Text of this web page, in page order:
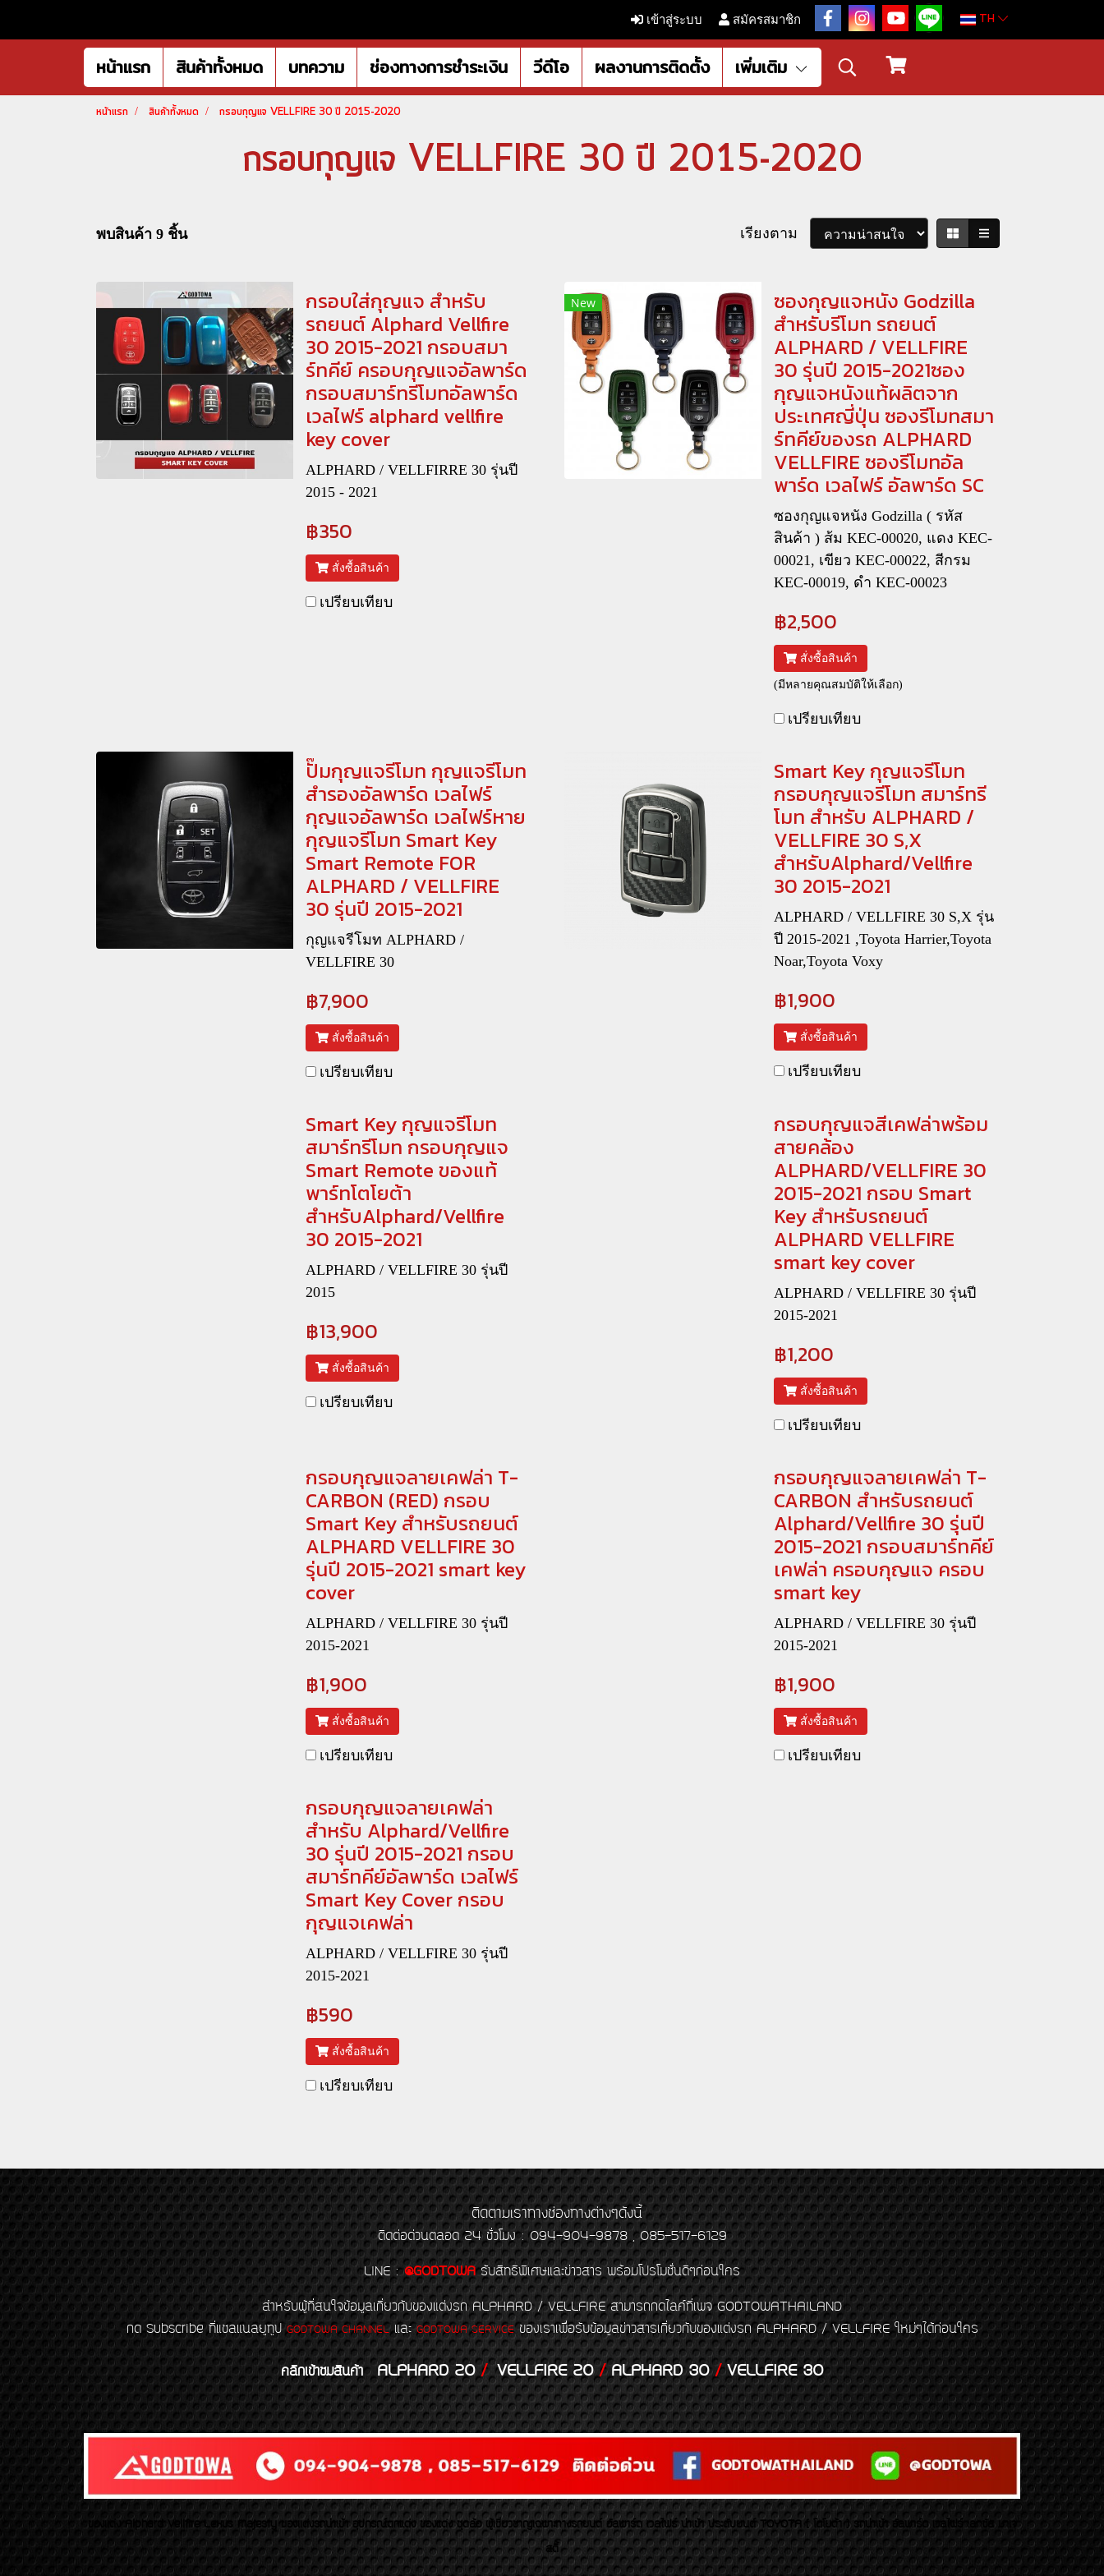
เข้าสู่ระบบ สมัครสมาชิก TH
หน้าแรก สินค้าทั้งหมด บทความ ช่องทางการชำระเงิน วีดีโอ ผลงานการติดตั้ง เพิ่มเติม
หน้าแรก สินค้าทั้งหมด กรอบกุญแจ VELLFIRE 30 ปี 2015-2020
กรอบกุญแจ VELLFIRE 30 ปี 2015-2020
พบสินค้า 9 ชิ้น เรียงตาม
กรอบใส่กุญแจ สำหรับ
รถยนต์ Alphard Vellfire
30 2015-2021 กรอบสมา
ร์ทคีย์ ครอบกุญแจอัลพาร์ด
กรอบสมาร์ทรีโมทอัลพาร์ด
เวลไฟร์ alphard vellfire
key cover
ALPHARD / VELLFIRRE 30 รุ่นปี
2015 - 2021
฿350
สั่งซื้อสินค้า
เปรียบเทียบ
New
ซองกุญแจหนัง Godzilla
สำหรับรีโมท รถยนต์
ALPHARD / VELLFIRE
30 รุ่นปี 2015-2021ซอง
กุญแจหนังแท้ผลิตจาก
ประเทศญี่ปุ่น ซองรีโมทสมา
ร์ทคีย์ของรถ ALPHARD
VELLFIRE ซองรีโมทอัล
พาร์ด เวลไฟร์ อัลพาร์ด SC
ซองกุญแจหนัง Godzilla ( รหัส
สินค้า ) ส้ม KEC-00020, แดง KEC-
00021, เขียว KEC-00022, สีกรม
KEC-00019, ดำ KEC-00023
฿2,500
สั่งซื้อสินค้า
(มีหลายคุณสมบัติให้เลือก)
เปรียบเทียบ
ปั๊มกุญแจรีโมท กุญแจรีโมท
สำรองอัลพาร์ด เวลไฟร์
กุญแจอัลพาร์ด เวลไฟร์หาย
กุญแจรีโมท Smart Key
Smart Remote FOR
ALPHARD / VELLFIRE
30 รุ่นปี 2015-2021
กุญแจรีโมท ALPHARD /
VELLFIRE 30
฿7,900
สั่งซื้อสินค้า
เปรียบเทียบ
Smart Key กุญแจรีโมท
กรอบกุญแจรีโมท สมาร์ทรี
โมท สำหรับ ALPHARD /
VELLFIRE 30 S,X
สำหรับAlphard/Vellfire
30 2015-2021
ALPHARD / VELLFIRE 30 S,X รุ่น
ปี 2015-2021 ,Toyota Harrier,Toyota
Noar,Toyota Voxy
฿1,900
สั่งซื้อสินค้า
เปรียบเทียบ
Smart Key กุญแจรีโมท
สมาร์ทรีโมท กรอบกุญแจ
Smart Remote ของแท้
พาร์ทโตโยต้า
สำหรับAlphard/Vellfire
30 2015-2021
ALPHARD / VELLFIRE 30 รุ่นปี
2015
฿13,900
สั่งซื้อสินค้า
เปรียบเทียบ
กรอบกุญแจสีเคฟล่าพร้อม
สายคล้อง
ALPHARD/VELLFIRE 30
2015-2021 กรอบ Smart
Key สำหรับรถยนต์
ALPHARD VELLFIRE
smart key cover
ALPHARD / VELLFIRE 30 รุ่นปี
2015-2021
฿1,200
สั่งซื้อสินค้า
เปรียบเทียบ
กรอบกุญแจลายเคฟล่า T-
CARBON (RED) กรอบ
Smart Key สำหรับรถยนต์
ALPHARD VELLFIRE 30
รุ่นปี 2015-2021 smart key
cover
ALPHARD / VELLFIRE 30 รุ่นปี
2015-2021
฿1,900
สั่งซื้อสินค้า
เปรียบเทียบ
กรอบกุญแจลายเคฟล่า T-
CARBON สำหรับรถยนต์
Alphard/Vellfire 30 รุ่นปี
2015-2021 กรอบสมาร์ทคีย์
เคฟล่า ครอบกุญแจ ครอบ
smart key
ALPHARD / VELLFIRE 30 รุ่นปี
2015-2021
฿1,900
สั่งซื้อสินค้า
เปรียบเทียบ
กรอบกุญแจลายเคฟล่า
สำหรับ Alphard/Vellfire
30 รุ่นปี 2015-2021 กรอบ
สมาร์ทคีย์อัลพาร์ด เวลไฟร์
Smart Key Cover กรอบ
กุญแจเคฟล่า
ALPHARD / VELLFIRE 30 รุ่นปี
2015-2021
฿590
สั่งซื้อสินค้า
เปรียบเทียบ
ติดตามเราทางช่องทางต่างๆดังนี้
ติดต่อด่วนตลอด 24 ชั่วโมง : 094-904-9878 , 085-517-6129
LINE : @GODTOWA รับสิทธิพิเศษและข่าวสาร พร้อมโปรโมชั่นดีๆก่อนใคร
สำหรับผู้ที่สนใจข้อมูลเกี่ยวกับของแต่งรถ ALPHARD / VELLFIRE สามารถกดไลค์ที่เพจ GODTOWATHAILAND
กด Subscribe ที่แชลแนลยูทูปGODTOWA CHANNELและ GODTOWA SERVICEของเราเพื่อรับข้อมูลข่าวสารเกี่ยวกับของแต่งรถ ALPHARD / VELLFIRE ใหม่ๆได้ก่อนใคร
คลิกเข้าชมสินค้า ALPHARD 20/VELLFIRE 20/ALPHARD 30/VELLFIRE 30
ของเเต่ง Alphard Vellfire Lexus Majesty ของเเต่งรถนำเข้า อุปกรณ์ตกแต่ง ของแต่ง ชุดล้อ ผู้เชี่ยวชาญเฉพาะทางรถยนต์ อัลพาร์ด เวลไฟร์ นำเข้า ประดับยนต์ TOYOTA ( โตโยต้า ) รถนำเข้า อัลพาร์ด เวลไฟร์ เลกซัส มาเจ
สตี้